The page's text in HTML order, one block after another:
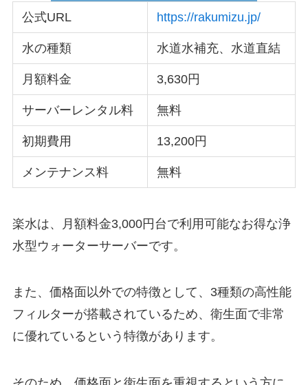
公式URL https://rakumizu.jp/
水の種類 水道水補充、水道直結
月額料金 3,630円
サーバーレンタル料 無料
初期費用 13,200円
メンテナンス料 無料
楽水は、月額料金3,000円台で利用可能なお得な浄
水型ウォーターサーバーです。
また、価格面以外での特徴として、3種類の高性能
フィルターが搭載されているため、衛生面で非常
に優れているという特徴があります。